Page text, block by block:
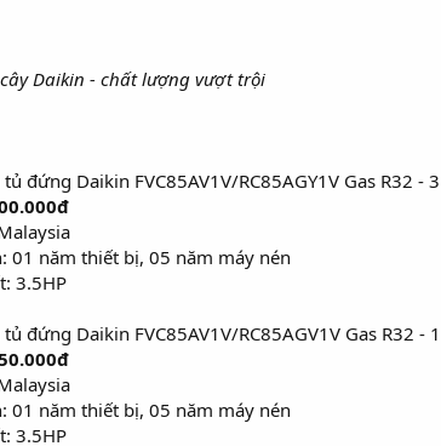
Daikin - chất lượng vượt trội
đứng Daikin FVC85AV1V/RC85AGY1V Gas R32 -
01 năm thiết bị, 05 năm máy nén
3.5HP
đứng Daikin FVC85AV1V/RC85AGV1V Gas R32 -
01 năm thiết bị, 05 năm máy nén
3.5HP